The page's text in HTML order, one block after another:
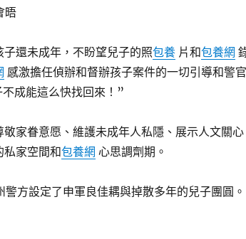
晤
還未成年，不盼望兒子的照包養片和包養網
感激擔任偵辦和督辦孩子案件的一切引導和警官
成能這么快找回來！”
家眷意愿、維護未成年人私隱、展示人文關心
私家空間和包養網 心思調劑期。
方設定了申軍良佳耦與掉散多年的兒子團圓。